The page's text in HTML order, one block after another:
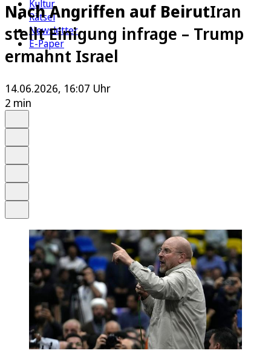
Kultur
Rätsel
Newsletter
E-Paper
Nach Angriffen auf BeirutIran
stellt Einigung infrage – Trump
ermahnt Israel
14.06.2026, 16:07 Uhr
2 min